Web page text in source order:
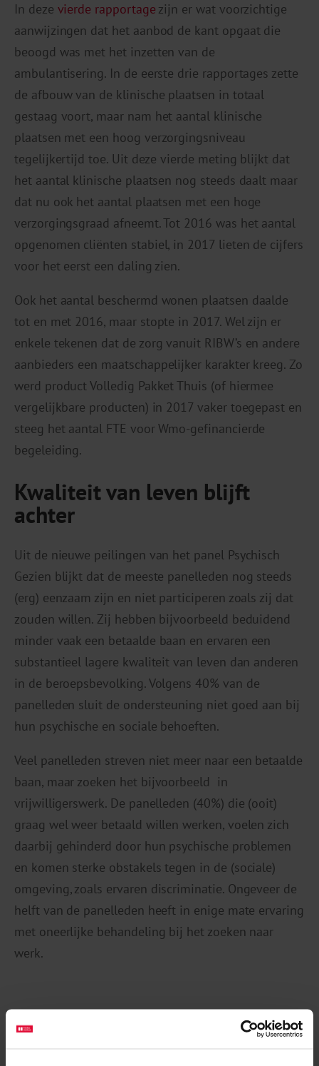
In deze vierde rapportage zijn er wat voorzichtige
aanwijzingen dat het aanbod de kant opgaat die
beoogd was met het inzetten van de
ambulantisering. In de eerste drie rapportages zette
de afbouw van de klinische plaatsen in totaal
gestaag voort, maar nam het aantal klinische
plaatsen met een hoog verzorgingsniveau
tegelijkertijd toe. Uit deze vierde meting blijkt dat
het aantal klinische plaatsen nog steeds daalt maar
dat nu ook het aantal plaatsen met een hoge
verzorgingsgraad afneemt. Tot 2016 was het aantal
opgenomen cliënten stabiel, in 2017 lieten de cijfers
voor het eerst een daling zien.
Ook het aantal beschermd wonen plaatsen daalde
tot en met 2016, maar stopte in 2017. Wel zijn er
enkele tekenen dat de zorg vanuit RIBW’s en andere
aanbieders een maatschappelijker karakter kreeg. Zo
werd product Volledig Pakket Thuis (of hiermee
vergelijkbare producten) in 2017 vaker toegepast en
steeg het aantal FTE voor Wmo-gefinancierde
begeleiding.
Kwaliteit van leven blijft
achter
Uit de nieuwe peilingen van het panel Psychisch
Gezien blijkt dat de meeste panelleden nog steeds
(erg) eenzaam zijn en niet participeren zoals zij dat
zouden willen. Zij hebben bijvoorbeeld beduidend
minder vaak een betaalde baan en ervaren een
substantieel lagere kwaliteit van leven dan anderen
in de beroepsbevolking. Volgens 40% van de
panelleden sluit de ondersteuning niet goed aan bij
hun psychische en sociale behoeften.
Veel panelleden streven niet meer naar een betaalde
baan, maar zoeken het bijvoorbeeld in
vrijwilligerswerk. De panelleden (40%) die (ooit)
graag wel weer betaald willen werken, voelen zich
daarbij gehinderd door hun psychische problemen
en komen sterke obstakels tegen in de (sociale)
omgeving, zoals ervaren discriminatie. Ongeveer de
helft van de panelleden heeft in enige mate ervaring
met oneerlijke behandeling bij het zoeken naar
werk.
Meer over dit thema